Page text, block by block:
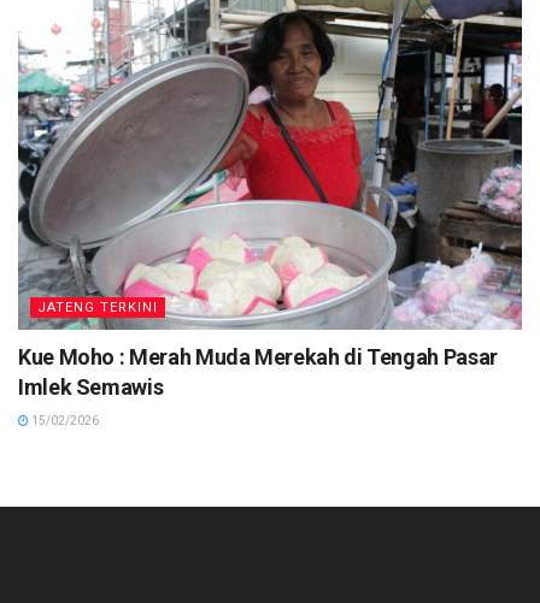
JATENG TERKINI
Kue Moho : Merah Muda Merekah di Tengah Pasar
Imlek Semawis
15/02/2026